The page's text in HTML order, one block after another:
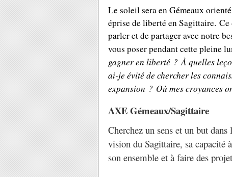
Le soleil sera en Gémeaux
éprise de liberté en Sagittaire.
parler et de partager avec notre
vous poser pendant cette pleine
gagner en liberté ? À quelles
ai-je évité de chercher les
expansion ? Où mes croyances
AXE Gémeaux/Sagittaire
Cherchez un sens et un but
vision du Sagittaire, sa capacité
son ensemble et à faire des